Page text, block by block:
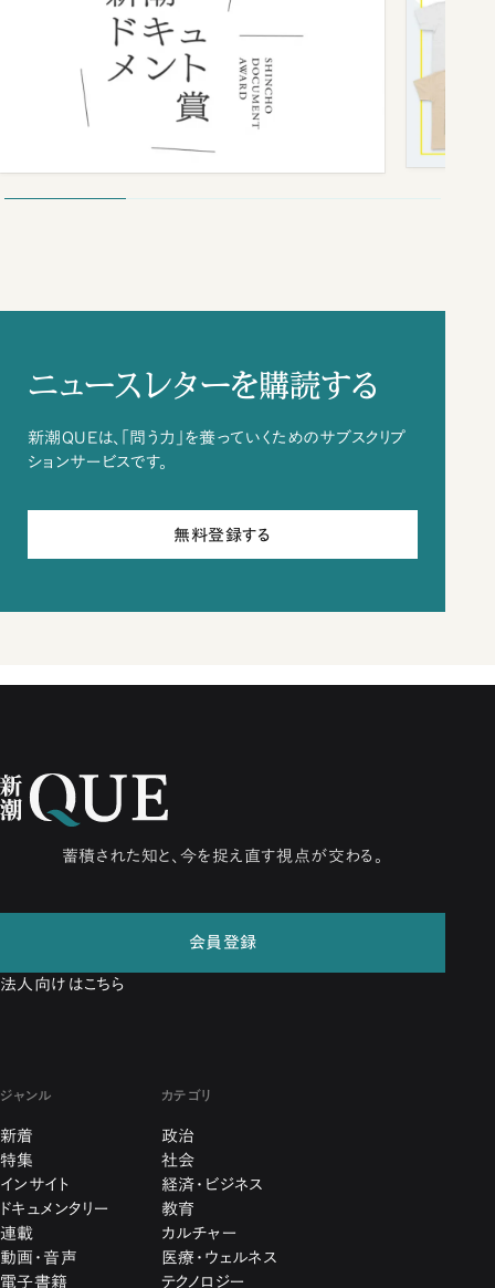
ニュースレターを購読する
新潮QUEは、「問う力」を養っていくためのサブスクリプ
ションサービスです。
無料登録する
蓄積された知と、今を捉え直す視点が交わる。
会員登録
法人向けはこちら
ジャンル
新着
特集
インサイト
ドキュメンタリー
連載
動画・音声
電子書籍
カテゴリ
政治
社会
経済・ビジネス
教育
カルチャー
医療・ウェルネス
テクノロジー